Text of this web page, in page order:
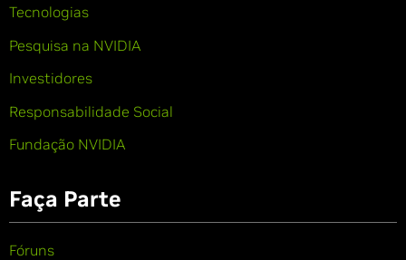
Tecnologias
Pesquisa na NVIDIA
Investidores
Responsabilidade Social
Fundação NVIDIA
Faça Parte
Fóruns